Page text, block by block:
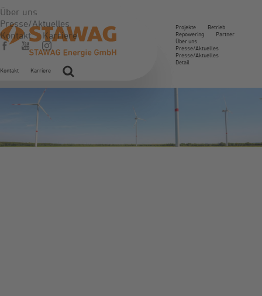
Projekte
Betrieb
Repowering
Partner
Über uns
Presse/Aktuelles
Presse/Aktuelles
Detail
Kontakt
Karriere
Über uns
Presse/Aktuelles
Kontakt
Karriere